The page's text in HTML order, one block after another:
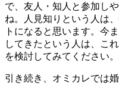
で、友人・知人と参加し
ね。人見知りという人は
トになると思います。今
してきたという人は、こ
を検討してみてください。
引き続き、オミカレでは